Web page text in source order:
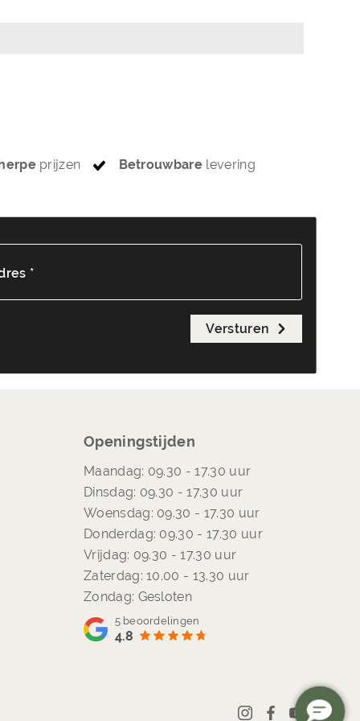
prijzen Betrouwbare levering
*
Versturen
Openingstijden
Maandag: 09.30 - 17.30 uur
Dinsdag: 09.30 - 17.30 uur
Woensdag: 09.30 - 17.30 uur
Donderdag: 09.30 - 17.30 uur
Vrijdag: 09.30 - 17.30 uur
Zaterdag: 10.00 - 13.30 uur
Zondag: Gesloten
5beoordelingen
4.8